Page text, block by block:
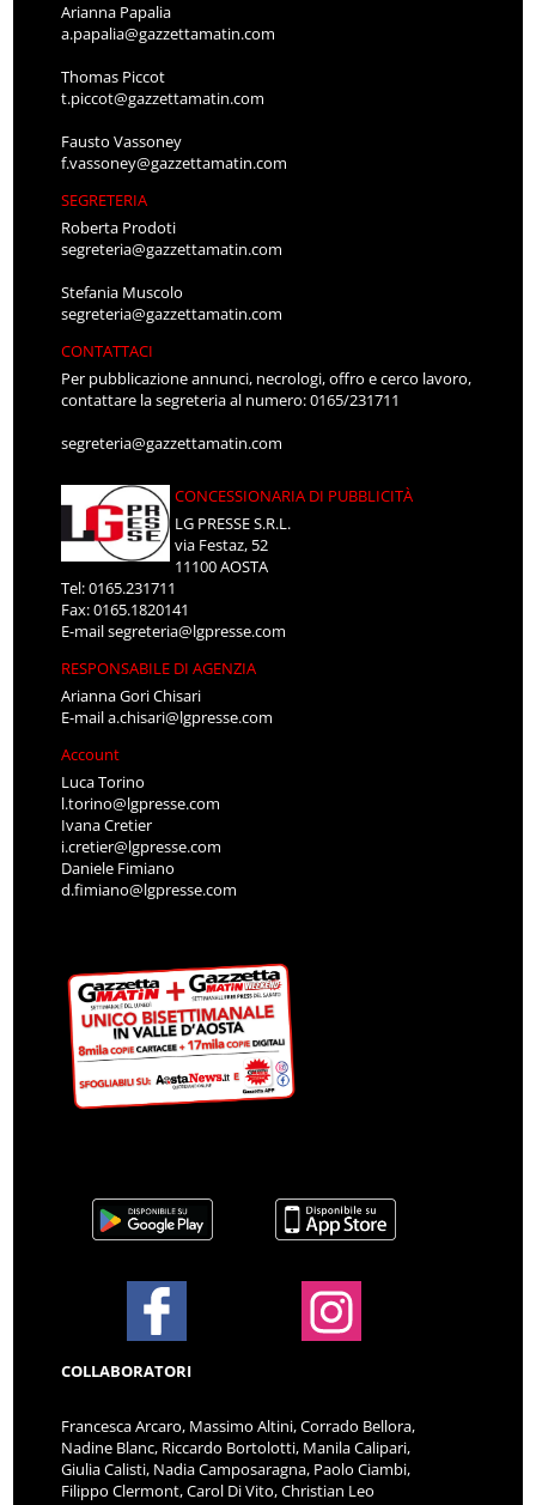
Arianna Papalia
a.papalia@gazzettamatin.com
Thomas Piccot
t.piccot@gazzettamatin.com
Fausto Vassoney
f.vassoney@gazzettamatin.com
SEGRETERIA
Roberta Prodoti
segreteria@gazzettamatin.com
Stefania Muscolo
segreteria@gazzettamatin.com
CONTATTACI
Per pubblicazione annunci, necrologi, offro e cerco lavoro,
contattare la segreteria al numero: 0165/231711
segreteria@gazzettamatin.com
CONCESSIONARIA DI PUBBLICITÀ
LG PRESSE S.R.L.
via Festaz, 52
11100 AOSTA
Tel: 0165.231711
Fax: 0165.1820141
E-mailsegreteria@lgpresse.com
RESPONSABILE DI AGENZIA
Arianna Gori Chisari
E-maila.chisari@lgpresse.com
Account
Luca Torino
l.torino@lgpresse.com
Ivana Cretier
i.cretier@lgpresse.com
Daniele Fimiano
d.fimiano@lgpresse.com
COLLABORATORI
Francesca Arcaro, Massimo Altini, Corrado Bellora,
Nadine Blanc, Riccardo Bortolotti, Manila Calipari,
Giulia Calisti, Nadia Camposaragna, Paolo Ciambi,
Filippo Clermont, Carol Di Vito, Christian Leo